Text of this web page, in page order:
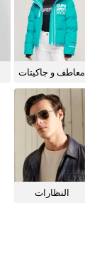
معاطف و جاكيتات
النظارات